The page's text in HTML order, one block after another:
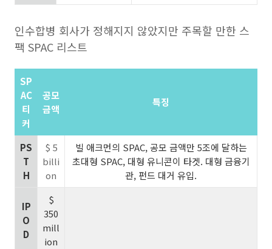
인수합병 회사가 정해지지 않았지만 주목할 만한 스
팩 SPAC 리스트
SP
AC
티
커
공모
금액
특징
PS
T
H
$ 5
billi
on
빌 애크먼의 SPAC, 공모 금액만 5조에 달하는
초대형 SPAC, 대형 유니콘이 타겟. 대형 금융기
관, 펀드 대거 유입.
IP
O
D
$
350
mill
ion